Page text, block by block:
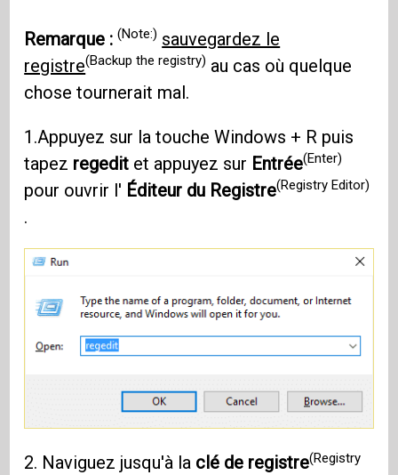
Remarque :(Note:) sauvegardez le
registre(Backup the registry) au cas où quelque
chose tournerait mal.
1.Appuyez sur la touche Windows + R puis
tapez regedit et appuyez sur Entrée(Enter)
pour ouvrir l' Éditeur du Registre(Registry Editor)
.
2. Naviguez jusqu'à la clé de registre(Registry